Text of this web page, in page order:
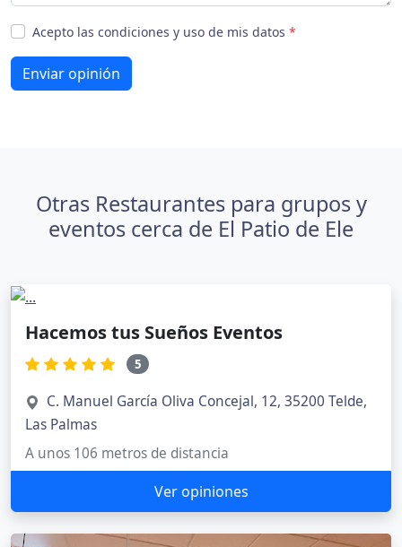
Acepto las condiciones y uso de mis datos *
Enviar opinión
Otras Restaurantes para grupos y
eventos cerca de El Patio de Ele
Hacemos tus Sueños Eventos
5
C. Manuel García Oliva Concejal, 12, 35200 Telde,
Las Palmas
A unos 106 metros de distancia
Ver opiniones